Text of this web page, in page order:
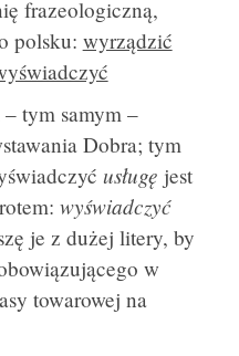
frazeologiczną,
polsku: wyrządzić
tym samym –
Dobra; tym
usługę jest
wyświadczyć
je z dużej litery, by
w
towarowej na